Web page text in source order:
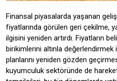
Finansal piyasalarda yaşanan
fiyatlarında görülen geri çekilme,
ilgisini yeniden artırdı. Fiyatların
birikimlerini altınla
planlarını yeniden gözden
kuyumculuk sektöründe de